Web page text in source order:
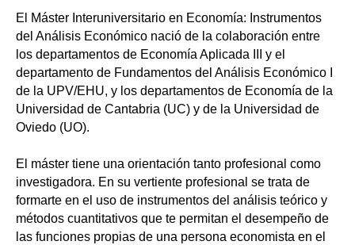
El Máster Interuniversitario en Economía: Instrumentos
del Análisis Económico nació de la colaboración entre
los departamentos de Economía Aplicada III y el
departamento de Fundamentos del Análisis Económico I
de la UPV/EHU, y los departamentos de Economía de la
Universidad de Cantabria (UC) y de la Universidad de
Oviedo (UO).
El máster tiene una orientación tanto profesional como
investigadora. En su vertiente profesional se trata de
formarte en el uso de instrumentos del análisis teórico y
métodos cuantitativos que te permitan el desempeño de
las funciones propias de una persona economista en el